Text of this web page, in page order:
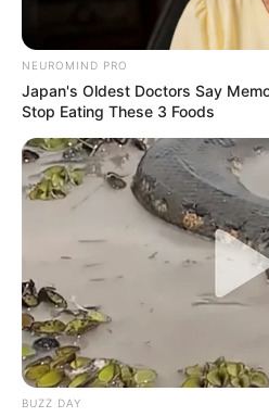
NEUROMIND PRO
Japan's Oldest Doctors Say
Stop Eating These 3 Foods
BUZZ DAY